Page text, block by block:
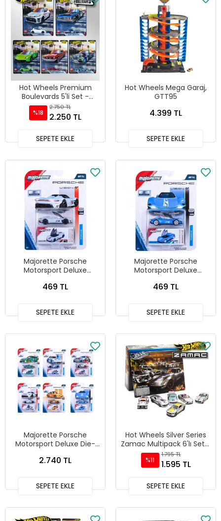
Hot Wheels Premium
Boulevards 5'li Set -
GJT68- 978G
%18
2.750 TL
2.250 TL
SEPETE EKLE
Hot Wheels Mega Garaj,
GTT95
4.399 TL
SEPETE EKLE
Majorette Porsche
Motorsport Deluxe
Turismo Gri
469 TL
SEPETE EKLE
Majorette Porsche
Motorsport Deluxe
Turismo Mavi
469 TL
SEPETE EKLE
Majorette Porsche
Motorsport Deluxe Die-
2.740 TL
SEPETE EKLE
Hot Wheels Silver Series
Zamac Multipack 6'lı Set -
JLB26
%11
1.795 TL
1.595 TL
SEPETE EKLE